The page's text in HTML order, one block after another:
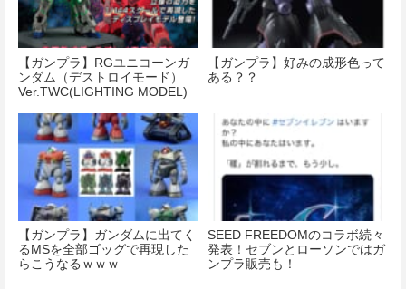
【ガンプラ】RGユニコーンガ
ンダム（デストロイモード）
Ver.TWC(LIGHTING MODEL)
【ガンプラ】好みの成形色って
ある？？
【ガンプラ】ガンダムに出てく
るMSを全部ゴッグで再現した
らこうなるｗｗｗ
SEED FREEDOMのコラボ続々
発表！セブンとローソンではガ
ンプラ販売も！